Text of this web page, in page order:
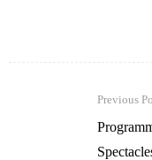
Previous